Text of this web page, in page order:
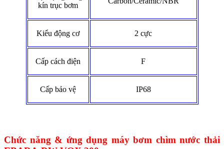
kín trục bơm
Kiểu động cơ 2 cực
Cấp cách điện F
Cấp bảo vệ IP68
Chức năng & ứng dụng máy bơm chìm nước thải